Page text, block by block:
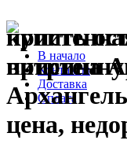
купить
цена,
витрина
В начало
Контакты
Доставка
Оплата